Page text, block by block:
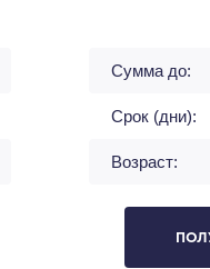
Сумма до:
Срок (дни):
Возраст: